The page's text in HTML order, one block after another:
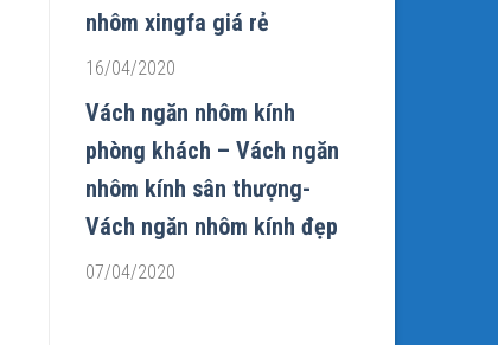
nhôm xingfa giá rẻ
16/04/2020
Vách ngăn nhôm kính
phòng khách – Vách ngăn
nhôm kính sân thượng-
Vách ngăn nhôm kính đẹp
07/04/2020